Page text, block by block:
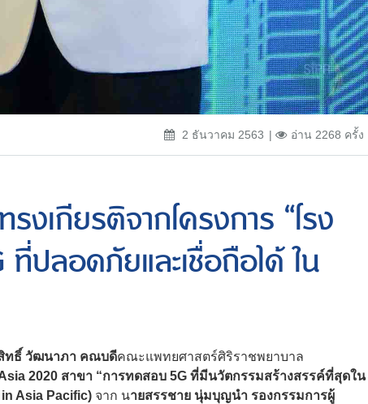
2 ธันวาคม 2563 อ่าน 2268 ครั้ง
งเกียรติจากโครงการ “โรง
ปลอดภัยและเชื่อถือได้ ใน
ทธิ์ วัฒนาภา คณบดีคณะแพทยศาสตร์ศิริราชพยาบาล
2020 สาขา “การทดสอบ 5G ที่มีนวัตกรรมสร้างสรรค์ที่สุดใน
Asia Pacific) จาก นายสรรชาย นุ่มบุญนำ รองกรรมการผู้